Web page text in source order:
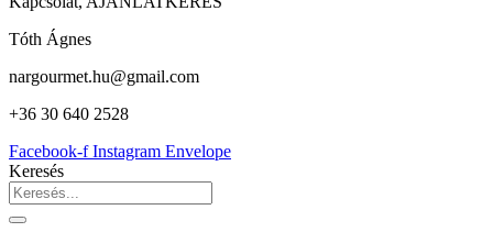
Tóth Ágnes
nargourmet.hu@gmail.com
+36 30 640 2528
Facebook-f Instagram Envelope
Keresés